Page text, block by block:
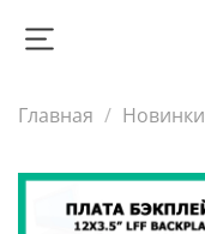
Главная Новинки